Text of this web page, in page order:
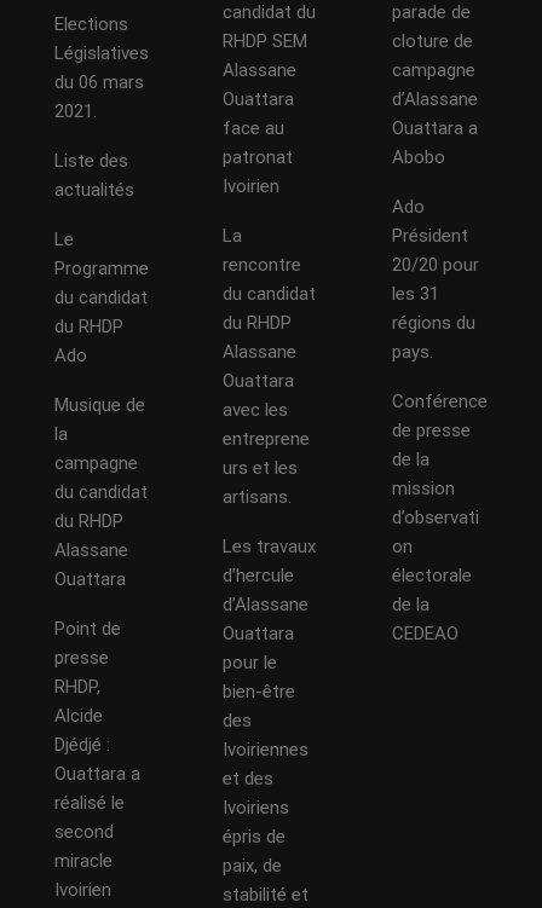
Elections
Législatives
du 06 mars
2021.
Liste des
actualités
Le
Programme
du candidat
du RHDP
Ado
Musique de
la
campagne
du candidat
du RHDP
Alassane
Ouattara
Point de
presse
RHDP,
Alcide
Djédjé :
Ouattara a
réalisé le
second
miracle
Ivoirien
candidat du
RHDP SEM
Alassane
Ouattara
face au
patronat
Ivoirien
La
rencontre
du candidat
du RHDP
Alassane
Ouattara
avec les
entreprene
urs et les
artisans.
Les travaux
d’hercule
d’Alassane
Ouattara
pour le
bien-être
des
Ivoiriennes
et des
Ivoiriens
épris de
paix, de
stabilité et
parade de
cloture de
campagne
d’Alassane
Ouattara a
Abobo
Ado
Président
20/20 pour
les 31
régions du
pays.
Conférence
de presse
de la
mission
d’observati
on
électorale
de la
CEDEAO